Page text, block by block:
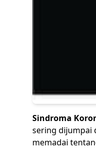
Sindroma
sering dijumpai
memadai